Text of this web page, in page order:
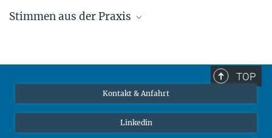
Leiterin Personal
Stimmen aus der Praxis
TOP
Kontakt & Anfahrt
Linkedin